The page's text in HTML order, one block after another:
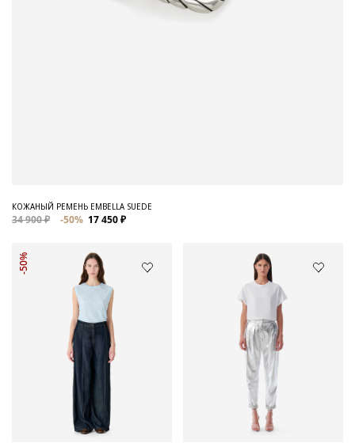
КОЖАНЫЙ РЕМЕНЬ EMBELLA SUEDE
34 900 ₽ -50% 17 450 ₽
-50%